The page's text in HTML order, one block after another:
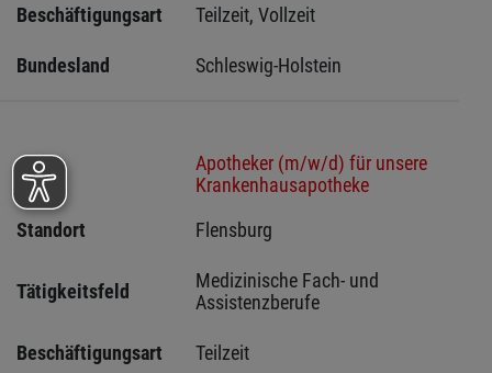
Beschäftigungsart Teilzeit, Vollzeit
Bundesland Schleswig-Holstein
Stelle
Apotheker (m/w/d) für unsere
Krankenhausapotheke
Standort
Flensburg
Tätigkeitsfeld
Medizinische Fach- und
Assistenzberufe
Beschäftigungsart Teilzeit